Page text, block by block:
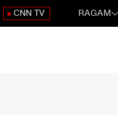
CNN TV RAGAM